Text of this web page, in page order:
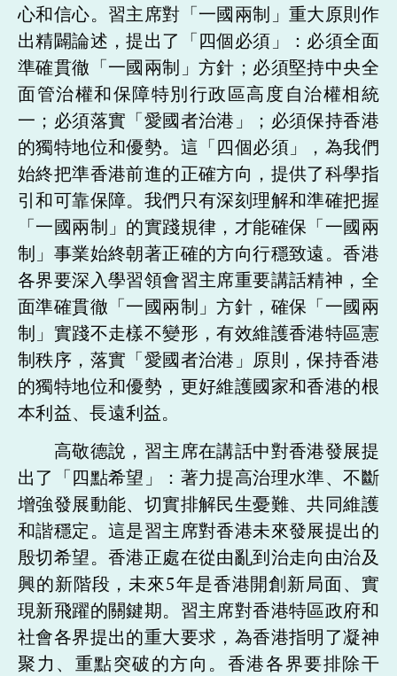
心和信心。習主席對「一國兩制」重大原則作
出精闢論述，提出了「四個必須」：必須全面
準確貫徹「一國兩制」方針；必須堅持中央全
面管治權和保障特別行政區高度自治權相統
一；必須落實「愛國者治港」；必須保持香港
的獨特地位和優勢。這「四個必須」，為我們
始終把準香港前進的正確方向，提供了科學指
引和可靠保障。我們只有深刻理解和準確把握
「一國兩制」的實踐規律，才能確保「一國兩
制」事業始終朝著正確的方向行穩致遠。香港
各界要深入學習領會習主席重要講話精神，全
面準確貫徹「一國兩制」方針，確保「一國兩
制」實踐不走樣不變形，有效維護香港特區憲
制秩序，落實「愛國者治港」原則，保持香港
的獨特地位和優勢，更好維護國家和香港的根
本利益、長遠利益。
高敬德說，習主席在講話中對香港發展提
出了「四點希望」：著力提高治理水準、不斷
增強發展動能、切實排解民生憂難、共同維護
和諧穩定。這是習主席對香港未來發展提出的
殷切希望。香港正處在從由亂到治走向由治及
興的新階段，未來5年是香港開創新局面、實
現新飛躍的關鍵期。習主席對香港特區政府和
社會各界提出的重大要求，為香港指明了凝神
聚力、重點突破的方向。香港各界要排除干